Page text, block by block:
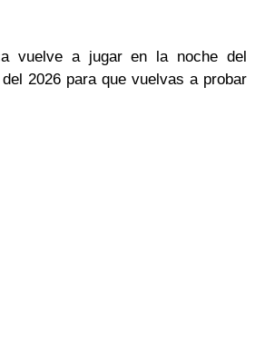
vuelve a jugar en la noche del
2026 para que vuelvas a probar